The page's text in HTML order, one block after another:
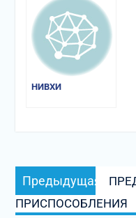
НИВХИ
Навигация
по
записям
Предыдущая
ПРИСПОСОБЛЕНИЯ